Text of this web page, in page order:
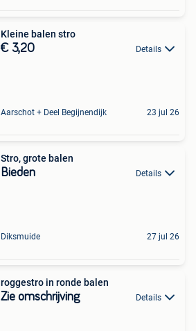
Kleine balen stro
€ 3,20 Details
Aarschot + Deel Begijnendijk 23 jul 26
Stro, grote balen
Bieden Details
Diksmuide 27 jul 26
roggestro in ronde balen
Zie omschrijving Details